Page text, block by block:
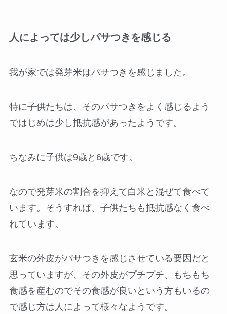
人によっては少しパサつきを感じる
我が家では発芽米はパサつきを感じました。
特に子供たちは、そのパサつきをよく感じるよう
ではじめは少し抵抗感があったようです。
ちなみに子供は9歳と6歳です。
なので発芽米の割合を抑えて白米と混ぜて食べて
います。そうすれば、子供たちも抵抗感なく食べ
れています。
玄米の外皮がパサつきを感じさせている要因だと
思っていますが、その外皮がプチプチ、もちもち
食感を産むのでその食感が良いという方もいるの
で感じ方は人によって様々なようです。